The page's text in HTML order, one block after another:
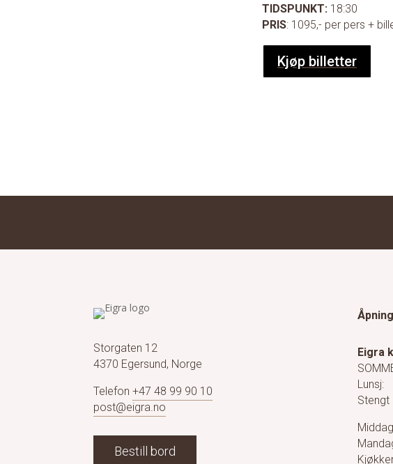
TIDSPUNKT: 18:30
PRIS: 1095,- per pers +
Kjøp billetter
Storgaten 12
4370 Egersund, Norge
Telefon+47 48 99 90 10
post@eigra.no
Bestill bord
Eigra
Lunsj:
Stengt